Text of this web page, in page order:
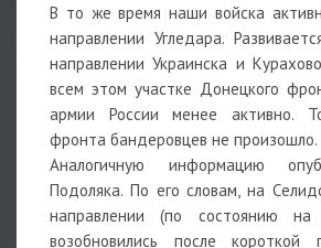
В то же время наши войска
направлении Угледара.
направлении Украинска и
всем этом участке Донецкого
армии России менее активно.
фронта бандеровцев не произошло.
Аналогичную информацию
Подоляка. По его словам, на
направлении (по состоянию на
возобновились после короткой